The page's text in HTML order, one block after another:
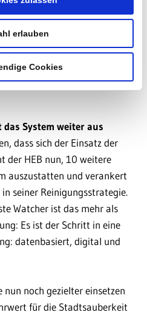
erlauben
Cookies
nicht mehr nur reagieren,
so Steinbach. Für das Team
ein Stadtbild, das
System weiter aus
dass sich der Einsatz der
der HEB nun, 10 weitere
auszustatten und verankert
seiner Reinigungsstrategie.
Watcher ist das mehr als
Es ist der Schritt in eine
datenbasiert, digital und
nun noch gezielter einsetzen
für die Stadtsauberkeit